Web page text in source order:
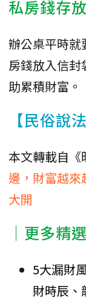
私房錢存
辦公桌平時就
房錢放入信
助累積財富。
【民俗說
本文轉載自《
邊，財富越
大開
│更多精
5大漏財
財時辰、